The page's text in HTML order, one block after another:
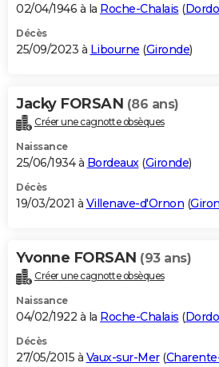
S'inscrire
Se connecter
Lycées
Collèges
Primaires
Universités
Entreprises
Service militaire
Avis de recherche
AVIS DE DÉCÈS
Bricolage
Lifestyle
Culture
Sport
Auto
Television
Voyage
Cinema
02/04/1946 à la Roche-Chalais (
Décès
25/09/2023 à Libourne (Gironde)
Jacky FORSAN (86 ans)
Créer une cagnotte obsèques
Naissance
25/06/1934 à Bordeaux(Gironde)
Décès
19/03/2021 à Villenave-d'Ornon (
Yvonne FORSAN (93 ans)
Créer une cagnotte obsèques
Naissance
04/02/1922 à la Roche-Chalais (
Décès
27/05/2015 à Vaux-sur-Mer(